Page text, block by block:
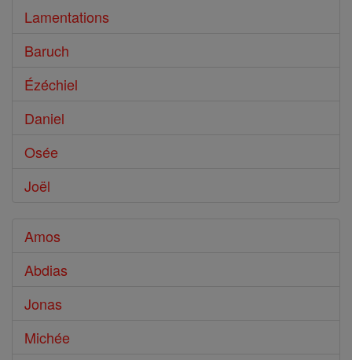
Lamentations
Baruch
Ézéchiel
Daniel
Osée
Joël
Amos
Abdias
Jonas
Michée